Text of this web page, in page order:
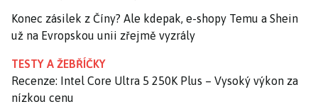
Konec zásilek z Číny? Ale kdepak, e-shopy Temu a Shein
už na Evropskou unii zřejmě vyzrály
TESTY A ŽEBŘÍČKY
Recenze: Intel Core Ultra 5 250K Plus – Vysoký výkon za
nízkou cenu